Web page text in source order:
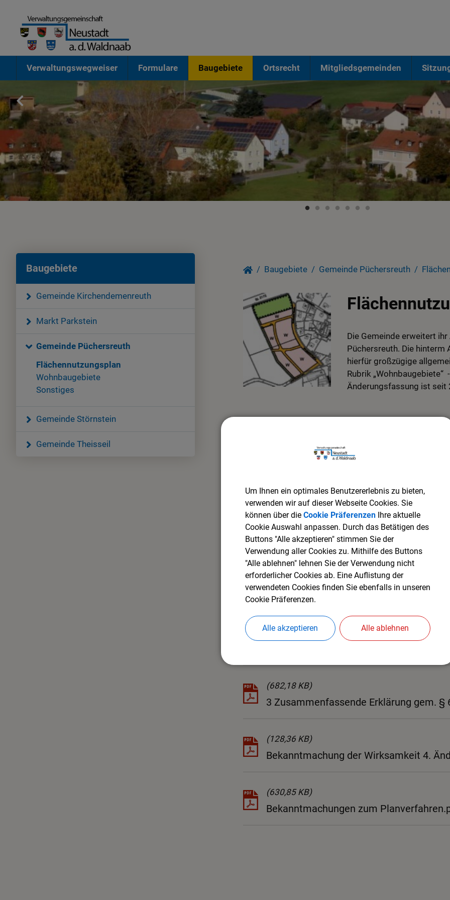
Verwaltungswegweiser Formulare Baugebiete Ortsrecht Mitgliedsgemeinden
Baugebiete
Gemeinde Kirchendemenreuth
Markt Parkstein
Gemeinde Püchersreuth
Flächennutzungsplan
Wohnbaugebiete
Sonstiges
Gemeinde Störnstein
Gemeinde Theisseil
Baugebiete Gemeinde Püchersreuth
Die Gemeinde erweitert
Püchersreuth. Die
hierfür großzügige
Rubrik „Wohnbaugebiete“
Änderungsfassung ist seit
1.1 FNP 4. Änd. Zeichnerischer Teil
(472,18 KB)
1.2 FNP 4. Änd. Zeichnerischer Teil
(2,00 MB)
2.1 FNP 4. Änd. Begründung und
(244,12 KB)
2.2 FNP 4. Änd. Anlage zum
(682,18 KB)
3 Zusammenfassende Erklärung gem. §
(128,36 KB)
Bekanntmachung der Wirksamkeit 4.
(630,85 KB)
Bekanntmachungen zum
Um Ihnen ein optimales Benutzererlebnis zu bieten,
verwenden wir auf dieser Webseite Cookies. Sie
können über die Cookie PräferenzenIhre aktuelle
Cookie Auswahl anpassen. Durch das Betätigen des
Buttons "Alle akzeptieren" stimmen Sie der
Verwendung aller Cookies zu. Mithilfe des Buttons
"Alle ablehnen" lehnen Sie der Verwendung nicht
erforderlicher Cookies ab. Eine Auflistung der
verwendeten Cookies finden Sie ebenfalls in unseren
Cookie Präferenzen.
Alle akzeptieren Alle ablehnen